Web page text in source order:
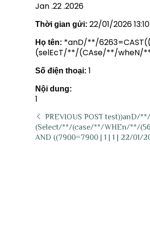
Jan .22 .2026
Thời gian gửi: 22/01/2026 13:10
Họ tên: *anD/**/
(selEcT/**/(CAse/**/
Số điện thoại: 1
Nội dung:
1
PREVIOUS POST test))anD/
(Select/**/(case/**/WHEn/**/
AND ((7900=7900 | 1 | 1 | 22/01/